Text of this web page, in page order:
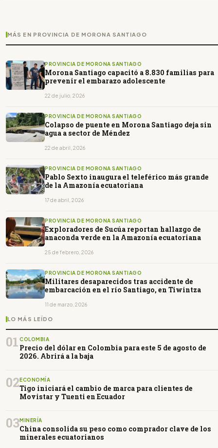
MÁS EN PROVINCIA DE MORONA SANTIAGO
PROVINCIA DE MORONA SANTIAGO
Morona Santiago capacitó a 8.830 familias para
prevenir el embarazo adolescente
22 de julio, 2026
PROVINCIA DE MORONA SANTIAGO
Colapso de puente en Morona Santiago deja sin
agua a sector de Méndez
22 de abril, 2026
PROVINCIA DE MORONA SANTIAGO
Pablo Sexto inaugura el teleférico más grande
de la Amazonía ecuatoriana
17 de abril, 2026
PROVINCIA DE MORONA SANTIAGO
Exploradores de Sucúa reportan hallazgo de
anaconda verde en la Amazonía ecuatoriana
25 de febrero, 2026
PROVINCIA DE MORONA SANTIAGO
Militares desaparecidos tras accidente de
embarcación en el río Santiago, en Tiwintza
11 de marzo, 2026
LO MÁS LEÍDO
01 COLOMBIA
Precio del dólar en Colombia para este 5 de agosto de
2026. Abrirá a la baja
02 ECONOMÍA
Tigo iniciará el cambio de marca para clientes de
Movistar y Tuenti en Ecuador
03MINERÍA
China consolida su peso como comprador clave de los
minerales ecuatorianos